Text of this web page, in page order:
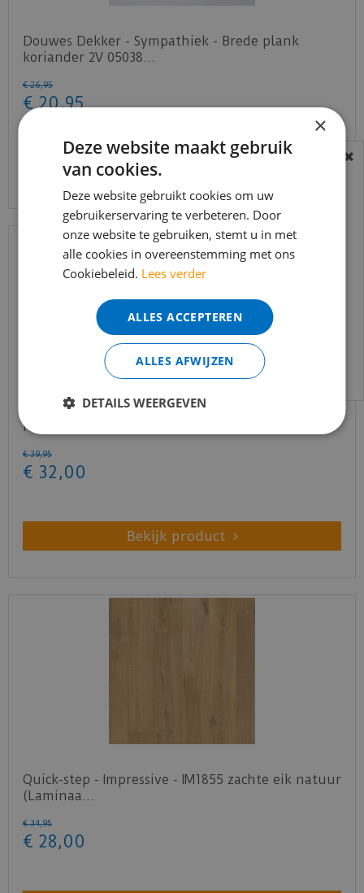
Douwes Dekker - Sympathiek - Brede plank
koriander 2V 05038…
€ 26,95
€ 20,95
Bekijk product
Quick-step - Capture - SIG4763 Geborstelde eik
natuur (Lami…
€ 39,95
€ 32 ,00
Bekijk product
Quick-step - Impressive - IM1855 zachte eik natuur
(Laminaa…
€ 34,95
€ 28,00
BEREIKBAARHEID
In verband met de vakantie periode zijn wij
t/m 14 augustus telefonisch helaas niet
bereikbaar.
Bestelling worden uiteraard verwerkt
echter iets minder snel dan wat je van ons
gewend bent.
Voor vragen kan je ons bereiken via
info@merkvloerenwinkel.nl
×
Deze website maakt gebruik
van cookies.
Deze website gebruikt cookies om uw
gebruikerservaring te verbeteren. Door
onze website te gebruiken, stemt u in met
alle cookies in overeenstemming met ons
Cookiebeleid. Lees verder
ALLES ACCEPTEREN
ALLES AFWIJZEN
DETAILS WEERGEVEN